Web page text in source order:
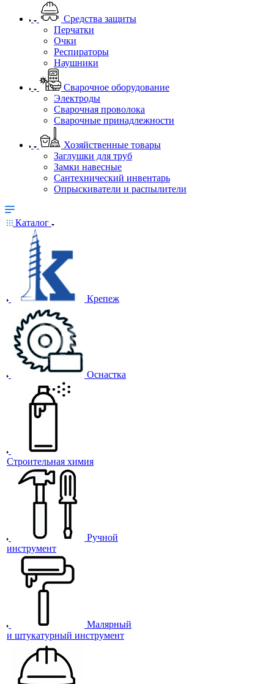
Средства защиты
Перчатки
Очки
Респираторы
Наушники
Сварочное оборудование
Электроды
Сварочная проволока
Сварочные принадлежности
Хозяйственные товары
Заглушки для труб
Замки навесные
Сантехнический инвентарь
Опрыскиватели и распылители
Каталог
Крепеж
Оснастка
Строительная химия
Ручной
инструмент
Малярный
и штукатурный инструмент